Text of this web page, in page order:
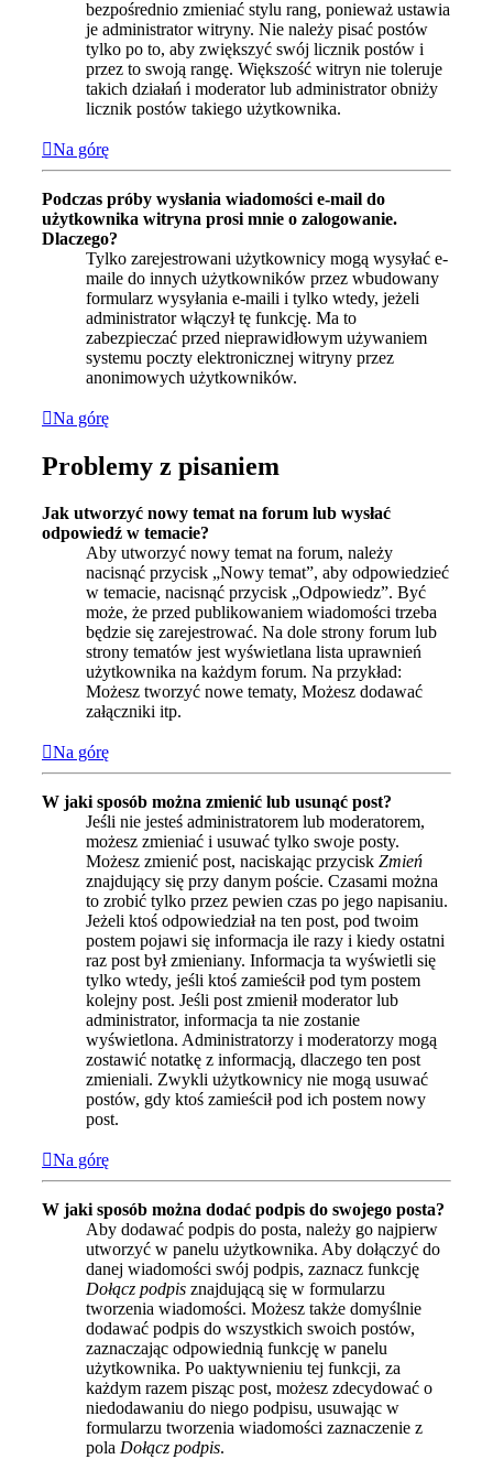
bezpośrednio zmieniać stylu rang, ponieważ ustawia
je administrator witryny. Nie należy pisać postów
tylko po to, aby zwiększyć swój licznik postów i
przez to swoją rangę. Większość witryn nie toleruje
takich działań i moderator lub administrator obniży
licznik postów takiego użytkownika.
Na górę
Podczas próby wysłania wiadomości e-mail do
użytkownika witryna prosi mnie o zalogowanie.
Dlaczego?
Tylko zarejestrowani użytkownicy mogą wysyłać e-
maile do innych użytkowników przez wbudowany
formularz wysyłania e-maili i tylko wtedy, jeżeli
administrator włączył tę funkcję. Ma to
zabezpieczać przed nieprawidłowym używaniem
systemu poczty elektronicznej witryny przez
anonimowych użytkowników.
Na górę
Problemy z pisaniem
Jak utworzyć nowy temat na forum lub wysłać
odpowiedź w temacie?
Aby utworzyć nowy temat na forum, należy
nacisnąć przycisk „Nowy temat”, aby odpowiedzieć
w temacie, nacisnąć przycisk „Odpowiedz”. Być
może, że przed publikowaniem wiadomości trzeba
będzie się zarejestrować. Na dole strony forum lub
strony tematów jest wyświetlana lista uprawnień
użytkownika na każdym forum. Na przykład:
Możesz tworzyć nowe tematy, Możesz dodawać
załączniki itp.
Na górę
W jaki sposób można zmienić lub usunąć post?
Jeśli nie jesteś administratorem lub moderatorem,
możesz zmieniać i usuwać tylko swoje posty.
Możesz zmienić post, naciskając przycisk Zmień
znajdujący się przy danym poście. Czasami można
to zrobić tylko przez pewien czas po jego napisaniu.
Jeżeli ktoś odpowiedział na ten post, pod twoim
postem pojawi się informacja ile razy i kiedy ostatni
raz post był zmieniany. Informacja ta wyświetli się
tylko wtedy, jeśli ktoś zamieścił pod tym postem
kolejny post. Jeśli post zmienił moderator lub
administrator, informacja ta nie zostanie
wyświetlona. Administratorzy i moderatorzy mogą
zostawić notatkę z informacją, dlaczego ten post
zmieniali. Zwykli użytkownicy nie mogą usuwać
postów, gdy ktoś zamieścił pod ich postem nowy
post.
Na górę
W jaki sposób można dodać podpis do swojego posta?
Aby dodawać podpis do posta, należy go najpierw
utworzyć w panelu użytkownika. Aby dołączyć do
danej wiadomości swój podpis, zaznacz funkcję
Dołącz podpis znajdującą się w formularzu
tworzenia wiadomości. Możesz także domyślnie
dodawać podpis do wszystkich swoich postów,
zaznaczając odpowiednią funkcję w panelu
użytkownika. Po uaktywnieniu tej funkcji, za
każdym razem pisząc post, możesz zdecydować o
niedodawaniu do niego podpisu, usuwając w
formularzu tworzenia wiadomości zaznaczenie z
pola Dołącz podpis.